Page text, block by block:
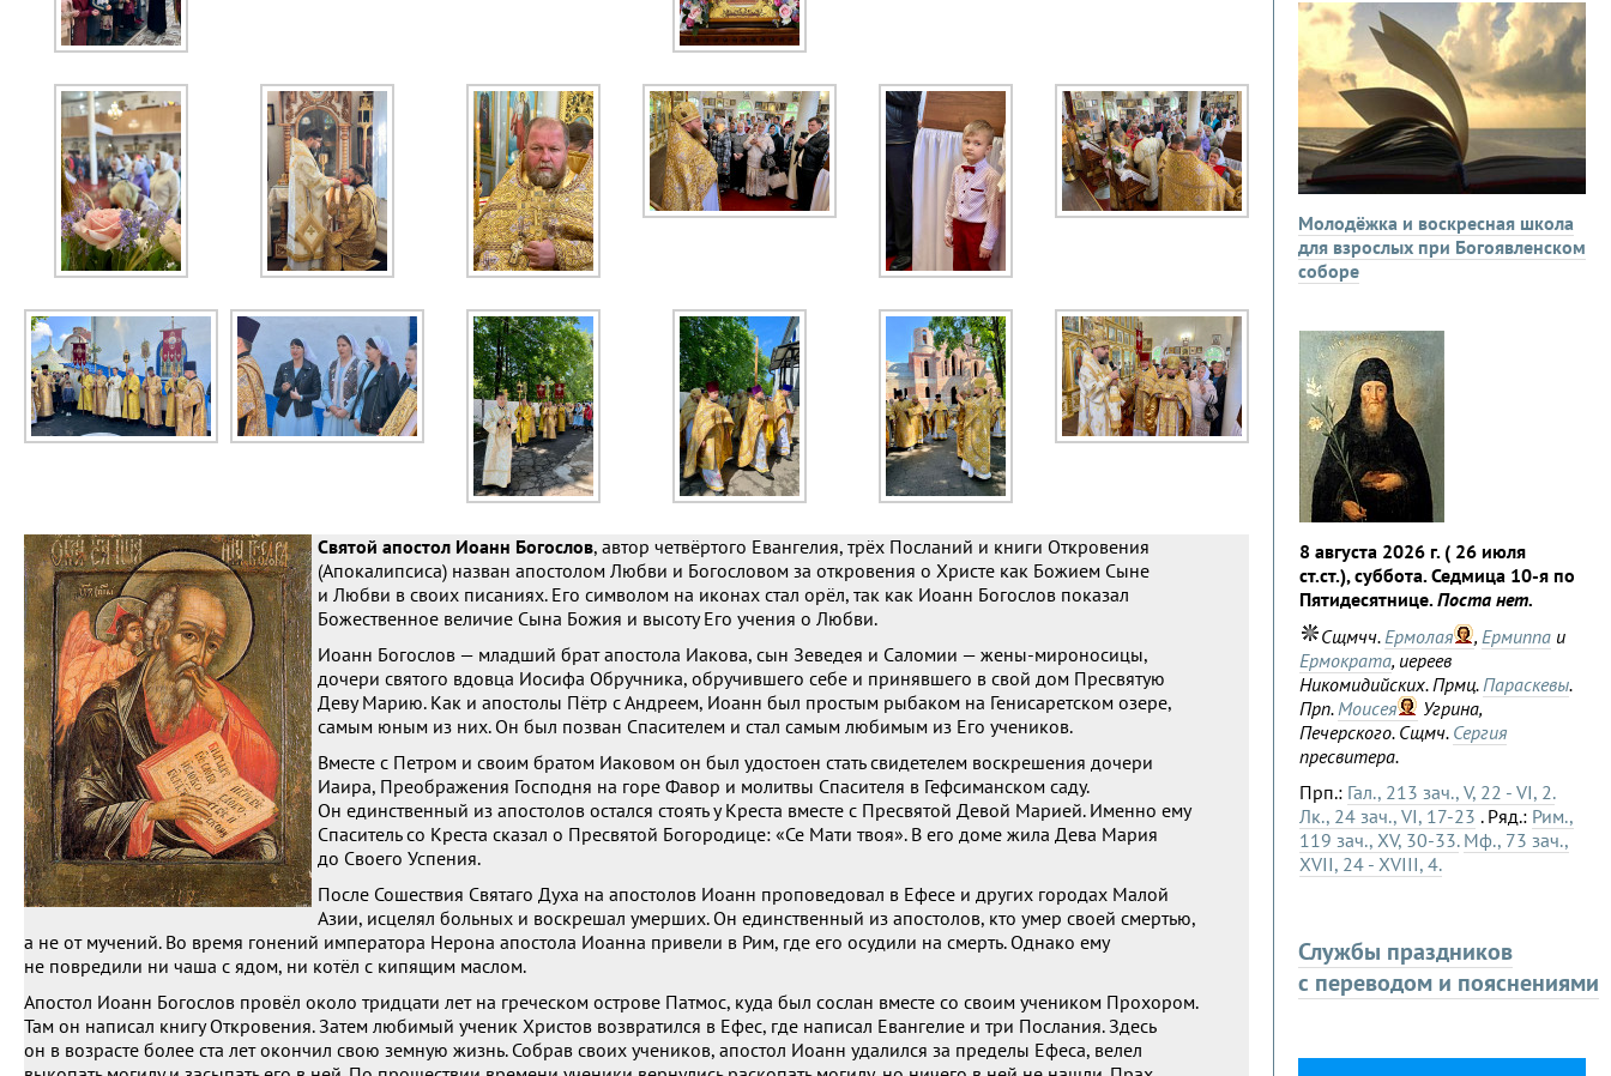
Святой апостол Иоанн Богослов, автор четвёртого Евангелия, трёх Посланий и книги Откровения
(Апокалипсиса) назван апостолом Любви и Богословом за откровения о Христе как Божием Сыне
и Любви в своих писаниях. Его символом на иконах стал орёл, так как Иоанн Богослов показал
Божественное величие Сына Божия и высоту Его учения о Любви.
Иоанн Богослов — младший брат апостола Иакова, сын Зеведея и Саломии — жены-мироносицы,
дочери святого вдовца Иосифа Обручника, обручившего себе и принявшего в свой дом Пресвятую
Деву Марию. Как и апостолы Пётр с Андреем, Иоанн был простым рыбаком на Генисаретском озере,
самым юным из них. Он был позван Спасителем и стал самым любимым из Его учеников.
Вместе с Петром и своим братом Иаковом он был удостоен стать свидетелем воскрешения дочери
Иаира, Преображения Господня на горе Фавор и молитвы Спасителя в Гефсиманском саду.
Он единственный из апостолов остался стоять у Креста вместе с Пресвятой Девой Марией. Именно ему
Спаситель со Креста сказал о Пресвятой Богородице: «Се Мати твоя». В его доме жила Дева Мария
до Своего Успения.
После Сошествия Святаго Духа на апостолов Иоанн проповедовал в Ефесе и других городах Малой
Азии, исцелял больных и воскрешал умерших. Он единственный из апостолов, кто умер своей смертью,
а не от мучений. Во время гонений императора Нерона апостола Иоанна привели в Рим, где его осудили на смерть. Однако ему
не повредили ни чаша с ядом, ни котёл с кипящим маслом.
Апостол Иоанн Богослов провёл около тридцати лет на греческом острове Патмос, куда был сослан вместе со своим учеником Прохором.
Там он написал книгу Откровения. Затем любимый ученик Христов возвратился в Ефес, где написал Евангелие и три Послания. Здесь
он в возрасте более ста лет окончил свою земную жизнь. Собрав своих учеников, апостол Иоанн удалился за пределы Ефеса, велел
Молодёжка и воскресная школа
для взрослых при Богоявленском
соборе
8 августа 2026 г. ( 26 июля
ст.ст.), суббота. Седмица 10-я по
Пятидесятнице.Поста нет.
Сщмчч.Ермолая , Ермиппа и
Ермократа, иереев
Никомидийских. Прмц.Параскевы.
Прп.Моисея
Угрина,
Печерского. Сщмч. Сергия
пресвитера.
Прп.: Гал., 213 зач., V, 22 - VI, 2.
Лк., 24 зач., VI, 17-23 . Ряд.: Рим.,
119 зач., XV, 30-33. Мф., 73 зач.,
XVII, 24 - XVIII, 4.
Службы праздников
с переводом и пояснениями